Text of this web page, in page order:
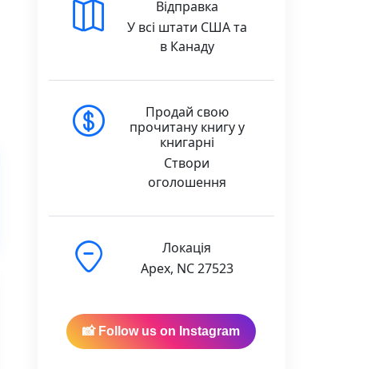
Відправка
У всі штати США та
в Канаду
Продай свою
прочитану книгу у
книгарні
Створи
оголошення
Локація
Apex, NC 27523
📸 Follow us on Instagram